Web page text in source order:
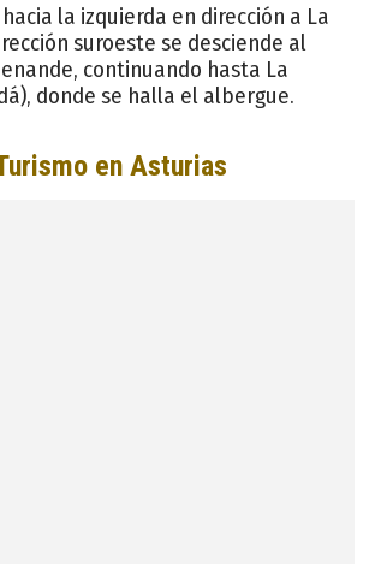
la izquierda en dirección a La
suroeste se desciende al
continuando hasta La
donde se halla el albergue.